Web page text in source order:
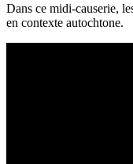
Dans ce midi-causerie,
en contexte autochtone.